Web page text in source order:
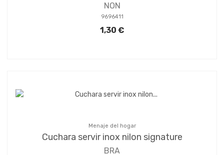
NON
9696411
1,30 €
Menaje del hogar
Cuchara servir inox nilon signature
BRA